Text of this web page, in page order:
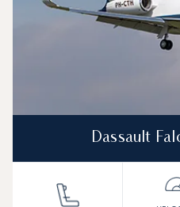
Dassault